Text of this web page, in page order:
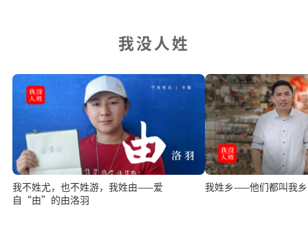
我没人姓
我不姓尤，也不姓游，我姓由——爱
自“由”的由洛羽
我姓乡——他们都叫我